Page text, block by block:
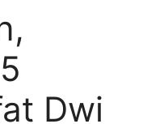
Dwi